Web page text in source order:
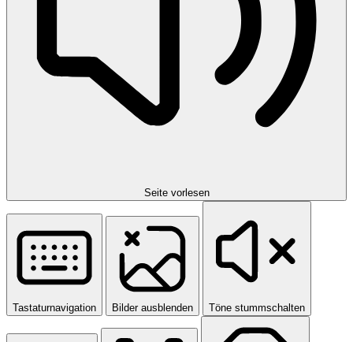
Seite vorlesen
Tastaturnavigation Bilder ausblenden Töne stummschalten